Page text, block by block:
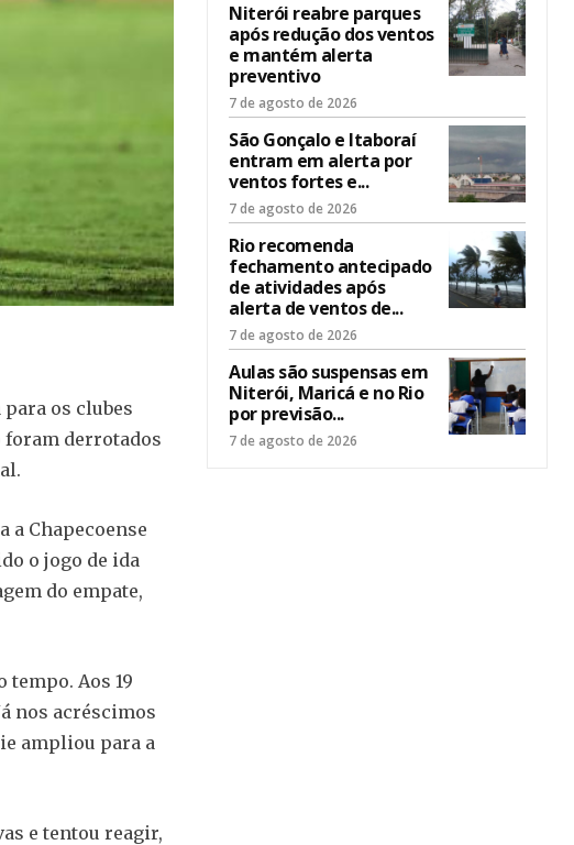
os clubes
foram derrotados
a Chapecoense
o jogo de ida
do empate,
Aos 19
nos acréscimos
ampliou para a
e tentou reagir,
Niterói reabre parques
após redução dos ventos
e mantém alerta
preventivo
7 de agosto de 2026
São Gonçalo e Itaboraí
entram em alerta por
ventos fortes e...
7 de agosto de 2026
Rio recomenda
fechamento antecipado
de atividades após
alerta de ventos de...
7 de agosto de 2026
Aulas são suspensas em
Niterói, Maricá e no Rio
por previsão...
7 de agosto de 2026